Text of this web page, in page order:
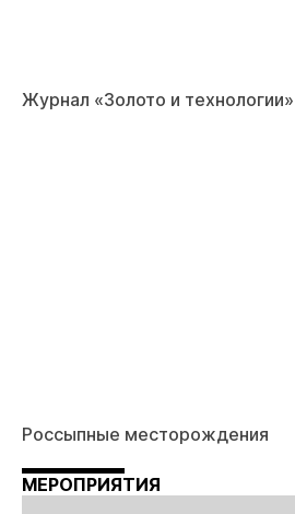
Журнал «Золото и технологии»
Россыпные месторождения
МЕРОПРИЯТИЯ